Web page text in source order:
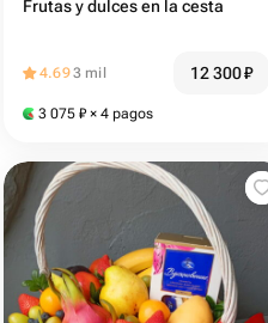
Frutas y dulces en la cesta
4.693 mil 12 300₽
3 075 ₽ × 4 pagos